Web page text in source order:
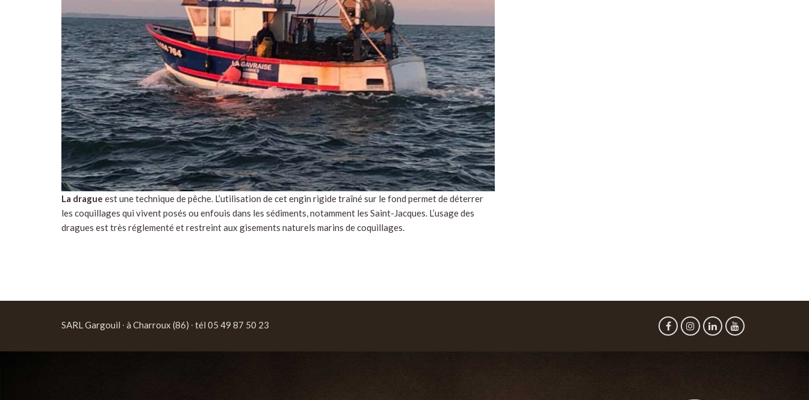
La drague est une technique de pêche. L’utilisation de cet engin rigide traîné sur le fond permet de déterrer
les coquillages qui vivent posés ou enfouis dans les sédiments, notamment les Saint-Jacques. L’usage des
dragues est très réglementé et restreint aux gisements naturels marins de coquillages.
SARL Gargouil ∙ à Charroux (86) ∙ tél 05 49 87 50 23